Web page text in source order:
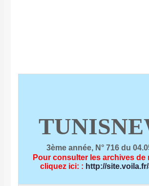
3ème année, N° 716 du
Pour consulter les archives de
cliquez ici: : http://